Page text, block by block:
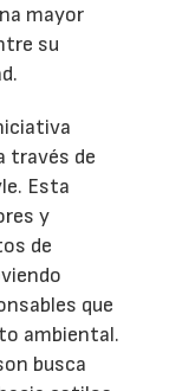
mayor
su
través de
Esta
y
de
que
ambiental.
busca